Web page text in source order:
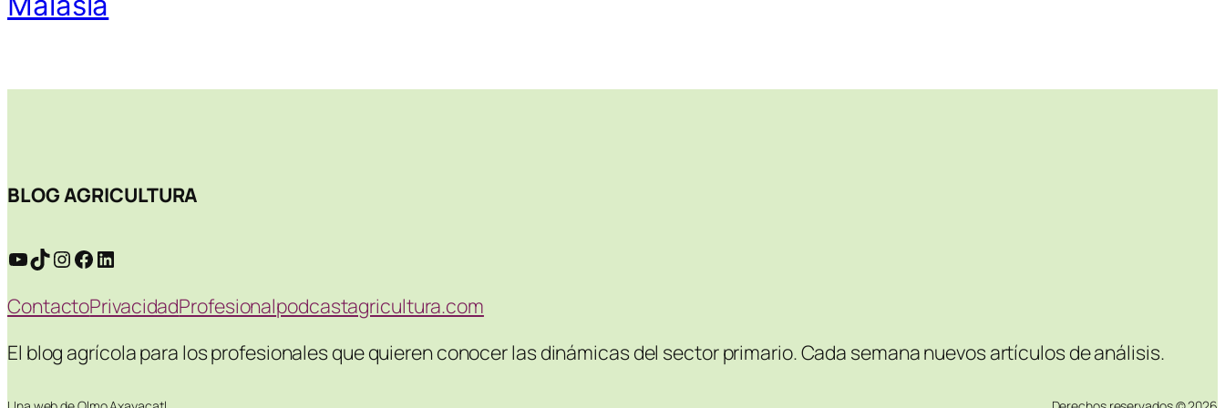
BLOG AGRICULTURA
YouTube
TikTok
Instagram
Facebook
LinkedIn
ContactoPrivacidadProfesionalpodcastagricultura.com
El blog agrícola para los profesionales que quieren conocer las dinámicas del sector primario. Cada semana nuevos artículos de análisis.